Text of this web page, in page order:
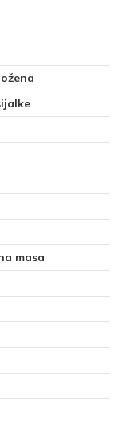
masa